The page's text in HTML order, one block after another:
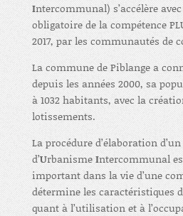
Intercommunal) s’accélère
obligatoire de la compétence
2017, par les communautés de
La commune de Piblange a
depuis les années 2000, sa
à 1032 habitants, avec la
lotissements.
La procédure d’élaboration d’un
d’UrbanismeIntercommunal
important dans la vie d’une
détermine les caractéristiques
quant à l’utilisation et à